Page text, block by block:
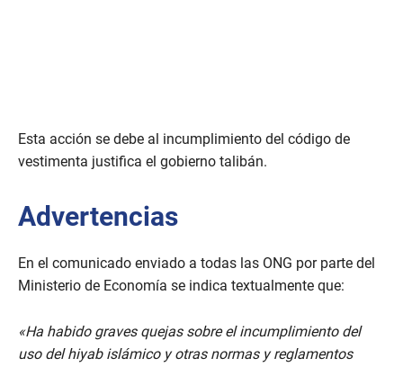
Esta acción se debe al incumplimiento del código de
vestimenta justifica el gobierno talibán.
Advertencias
En el comunicado enviado a todas las ONG por parte del
Ministerio de Economía se indica textualmente que:
«Ha habido graves quejas sobre el incumplimiento del
uso del hiyab islámico y otras normas y reglamentos